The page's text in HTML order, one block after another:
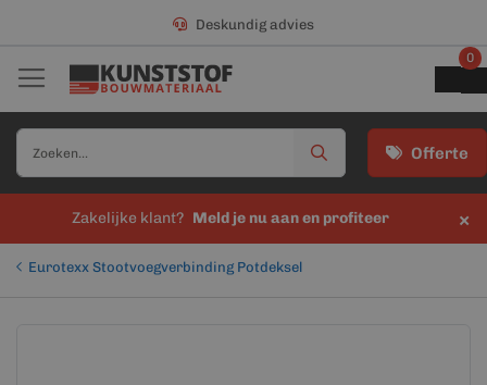
Deskundig advies
Offerte
0
Zakelijke klant? Meld je nu aan en profiteer ×
Eurotexx Stootvoegverbinding Potdeksel